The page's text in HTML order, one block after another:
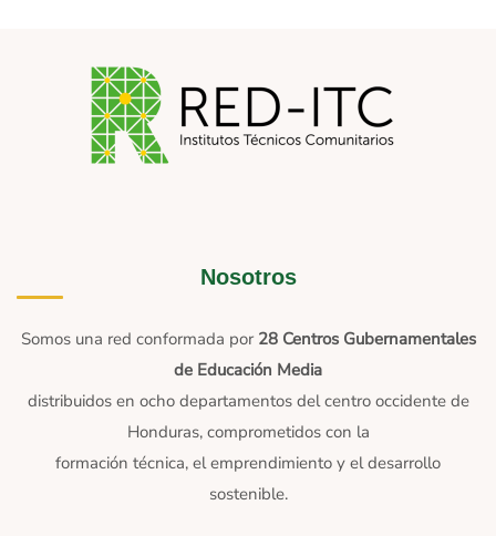
Nosotros
Somos una red conformada por 28 Centros Gubernamentales
de Educación Media
distribuidos en ocho departamentos del centro occidente de
Honduras, comprometidos con la
formación técnica, el emprendimiento y el desarrollo
sostenible.